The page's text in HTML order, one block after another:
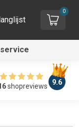
0
shopreviews 9.6